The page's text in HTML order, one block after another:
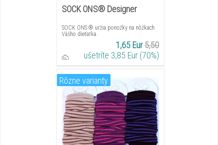
SOCK ONS® Designer
SOCK ONS ® uržia ponožky na nôžkach
Vášho dieťaťka.
1,65 Eur5,50
ušetríte 3,85 Eur (70%)
Rôzne varianty